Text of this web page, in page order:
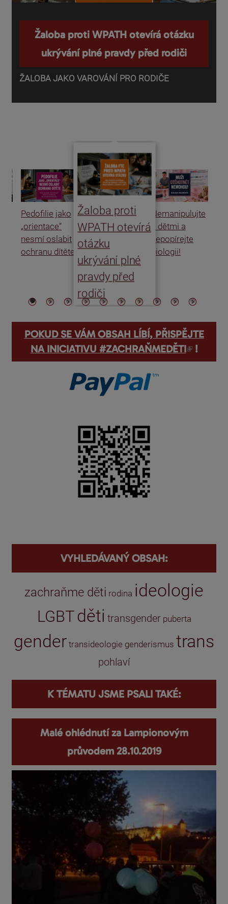
Žaloba proti WPATH otevírá otázku
ukrývání plné pravdy před rodiči
ŽALOBA JAKO VAROVÁNÍ PRO RODIČE
Pedofilie jako
„orientace“
nesmí oslabit
ochranu dítěte
Žaloba proti
WPATH otevírá
otázku
ukrývání plné
pravdy před
rodiči
Nemanipulujte
s dětmi a
nepopírejte
biologii!
POKUD SE VÁM OBSAH LÍBÍ, PŘISPĚJTE
NA INICIATIVU #ZACHRAŇMEDĚTI
(odkaz je externí) !
VYHLEDÁVANÝ OBSAH:
zachraňme děti rodina ideologie
LGBT děti transgender puberta
gender transideologie genderismus trans
pohlaví
K TÉMATU JSME PSALI TAKÉ:
Malé ohlédnutí za Lampionovým
průvodem 28.10.2019